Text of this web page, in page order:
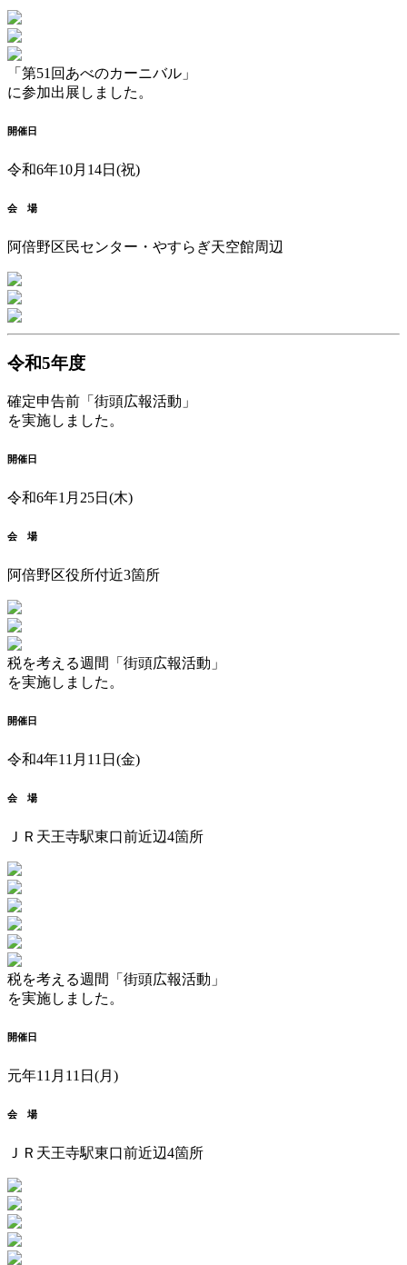
「第51回あべのカーニバル」
に参加出展しました。
開催日
令和6年10月14日(祝)
会 場
阿倍野区民センター・やすらぎ天空館周辺
令和5年度
確定申告前「街頭広報活動」
を実施しました。
開催日
令和6年1月25日(木)
会 場
阿倍野区役所付近3箇所
税を考える週間「街頭広報活動」
を実施しました。
開催日
令和4年11月11日(金)
会 場
ＪＲ天王寺駅東口前近辺4箇所
税を考える週間「街頭広報活動」
を実施しました。
開催日
元年11月11日(月)
会 場
ＪＲ天王寺駅東口前近辺4箇所